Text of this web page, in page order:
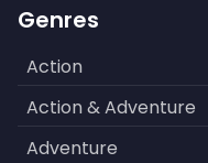
Genres
Action
Action & Adventure
Adventure